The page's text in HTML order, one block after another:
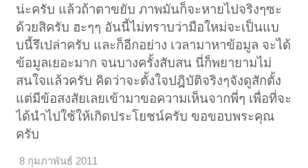
น่ะครับ แล้วถ้าตาขยับ ภาพมันก็จะหายไปจริงๆซะ
ด้วยสิครับ ฮะๆๆ อันนี้ไม่ทราบว่ามือใหม่จะเป็นแบ
บนี้รึเปล่าครับ และก็อีกอย่าง เวลามาหาข้อมูล จะได้
ข้อมูลเยอะมาก จนบางครั้งสับสน นี่ก็พยายามไม่
สนใจแล้วครับ คิดว่าจะตั้งใจปฎิบัติจริงๆจังดูสักตั้ง
แต่มีข้อสงสัยเลยเข้ามาขอความเห็นจากพี่ๆ เพื่อที่จะ
ได้นำไปใช้ให้เกิดประโยชน์ครับ ขอขอบพระคุณ
ครับ
8 กุมภาพันธ์ 2011